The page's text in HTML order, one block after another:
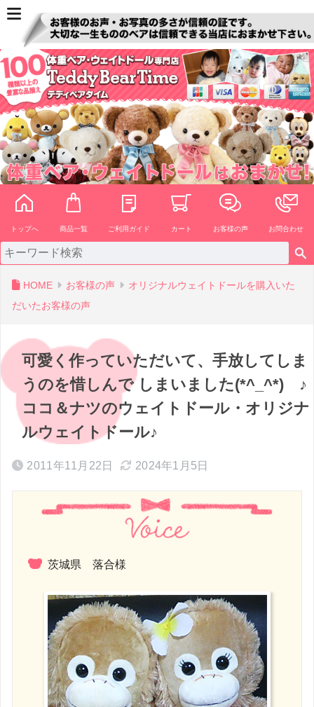
トップへ 商品一覧 ご利用ガイド カート お客様の声 お問合わせ
HOME お客様の声
オリジナルウェイトドールを購入いた
だいたお客様の声
可愛く作っていただいて、手放してしま
うのを惜しんで しまいました(*^_^*) ♪
ココ＆ナツのウェイトドール・オリジナ
ルウェイトドール♪
2011年11月22日 2024年1月5日
茨城県 落合様
ジト
ップ
へ